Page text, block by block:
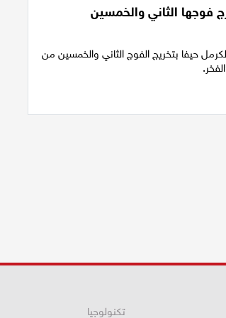
فوجها الثاني والخمسين
حيفا بتخريج الفوج الثاني والخمسين من
تكنولوجيا